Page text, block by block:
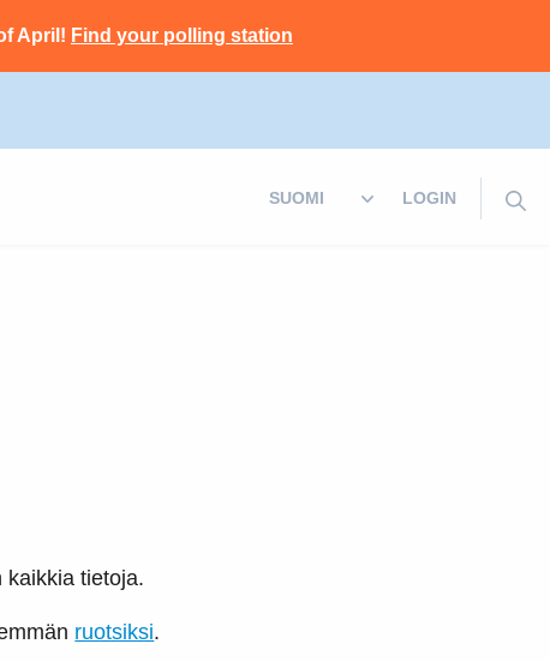
April! Find your polling station
LOGIN
kaikkia tietoja.
ruotsiksi.